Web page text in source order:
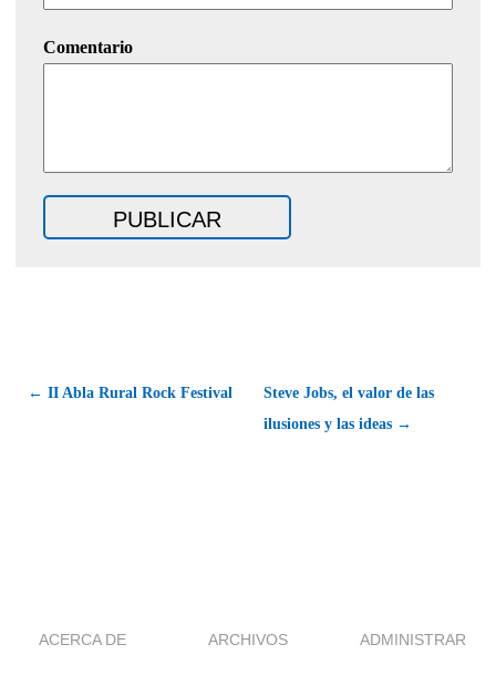
Comentario
← II Abla Rural Rock Festival
Steve Jobs, el valor de las
ilusiones y las ideas →
ACERCA DE ARCHIVOS ADMINISTRAR